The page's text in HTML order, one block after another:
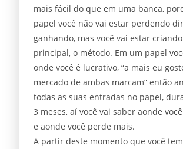
mais fácil do que em uma banca,
papel você não vai estar perdendo
ganhando, mas você vai estar
principal, o método. Em um papel
onde você é lucrativo, “a mais eu
mercado de ambas marcam” então
todas as suas entradas no papel,
3 meses, aí você vai saber aonde
e aonde você perde mais.
A partir deste momento que você